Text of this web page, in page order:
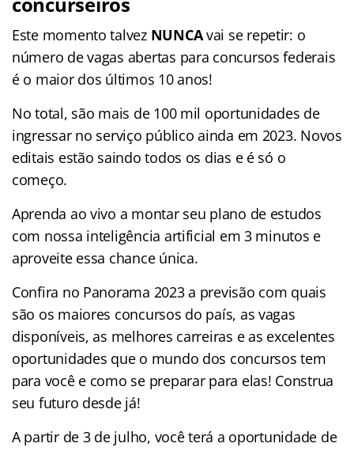
Este momento talvez NUNCAvai se repetir: o
número de vagas abertas para concursos federais
é o maior dos últimos 10 anos!
No total, são mais de 100 mil oportunidades de
ingressar no serviço público ainda em 2023. Novos
editais estão saindo todos os dias e é só o
começo.
Aprenda ao vivo a montar seu plano de estudos
com nossa inteligência artificial em 3 minutos e
aproveite essa chance única.
Confira no Panorama 2023 a previsão com quais
são os maiores concursos do país, as vagas
disponíveis, as melhores carreiras e as excelentes
oportunidades que o mundo dos concursos tem
para você e como se preparar para elas! Construa
seu futuro desde já!
A partir de 3 de julho, você terá a oportunidade de